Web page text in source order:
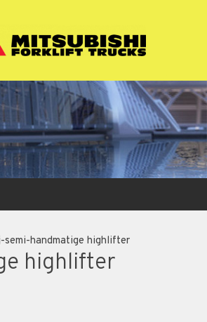
semi-handmatige highlifter
highlifter